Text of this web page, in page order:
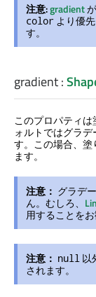
注意:gradientが
color より優
す。
gradient:
このプロパティ
ォルトではグラ
す。この場合、塗
ます。
注意： グラデ
ん。むしろ、
用することをお
注意： null 以
されます。